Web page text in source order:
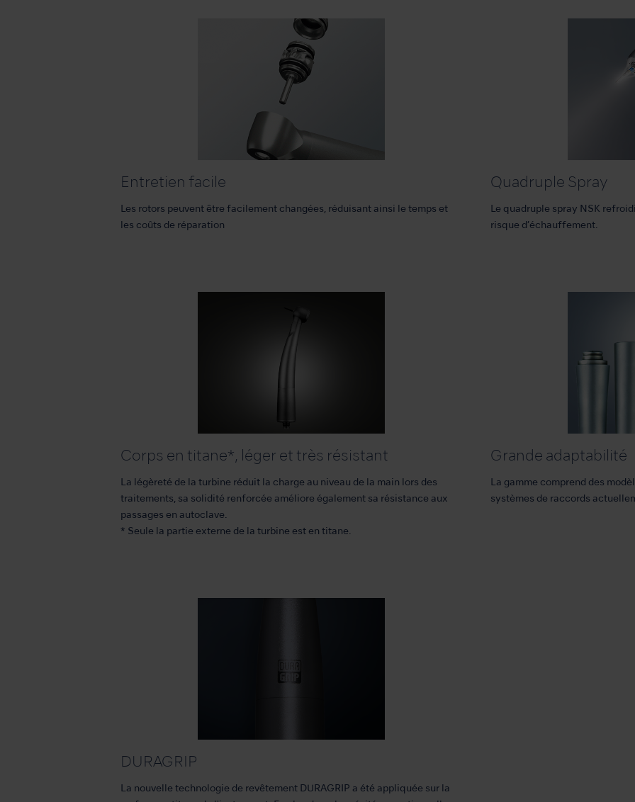
Entretien facile
Les rotors peuvent être facilement changées, réduisant ainsi le temps et
les coûts de réparation
Quadruple Spray
Le quadruple spray NSK
risque d’échauffement.
Corps en titane*, léger et très résistant
La légèreté de la turbine réduit la charge au niveau de la main lors des
traitements, sa solidité renforcée améliore également sa résistance aux
passages en autoclave.
* Seule la partie externe de la turbine est en titane.
Grande adaptabilité
La gamme comprend des
systèmes de raccords
DURAGRIP
La nouvelle technologie de revêtement DURAGRIP a été appliquée sur la